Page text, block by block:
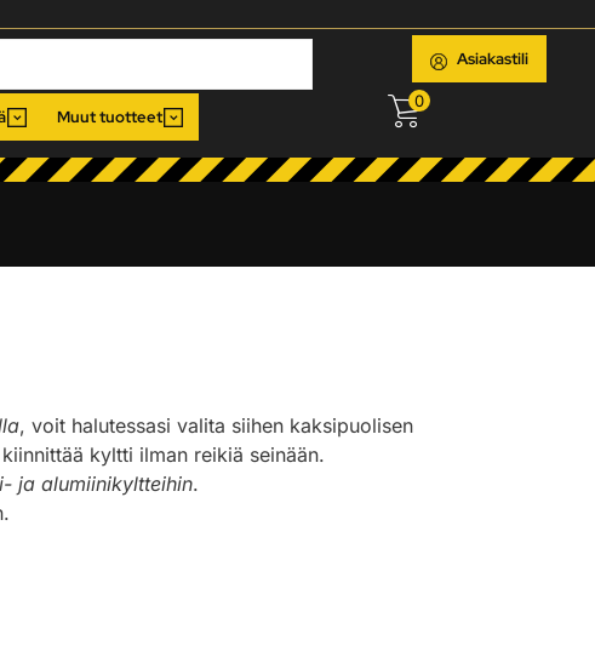
Muut tuotteet
Asiakastili
0
, voit halutessasi valita siihen kaksipuolisen
kyltti ilman reikiä seinään.
ja alumiinikyltteihin.